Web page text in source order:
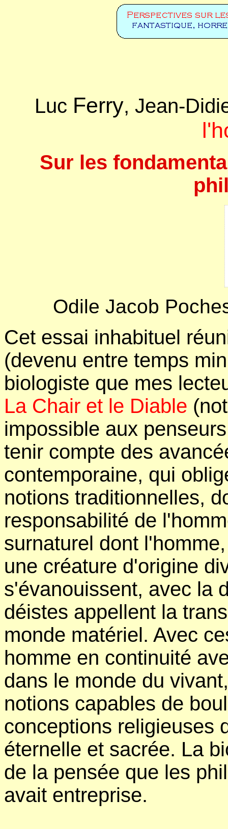
Luc Ferry, Jean-
Sur les
Odile Jacob
Cet essai inhabituel
(devenu entre temps
biologiste que mes
La Chair et le Diable
impossible aux
tenir compte des
contemporaine, qui
notions traditionnelles,
responsabilité de
surnaturel dont
une créature d'origine
s'évanouissent, avec la
déistes appellent la
monde matériel. Avec
homme en continuité
dans le monde du
notions capables de
conceptions religieuses
éternelle et sacrée. La
de la pensée que les
avait entreprise.